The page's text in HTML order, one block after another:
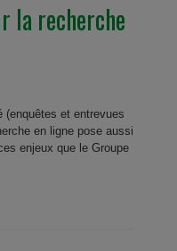
la recherche
(enquêtes et entrevues
en ligne pose aussi
enjeux que le Groupe